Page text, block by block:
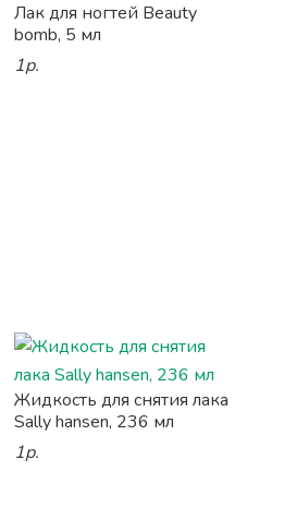
Лак для ногтей Beauty
bomb, 5 мл
1р.
Жидкость для снятия лака
Sally hansen, 236 мл
1р.